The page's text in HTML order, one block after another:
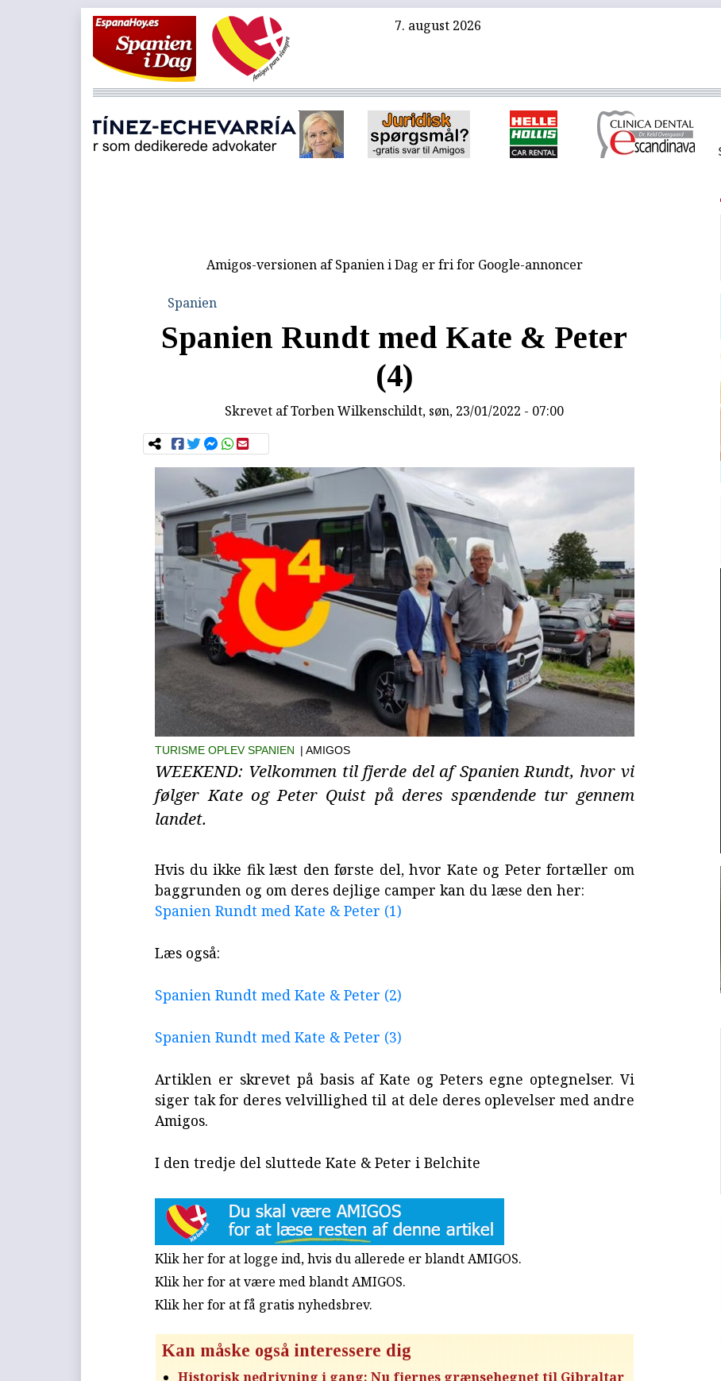
7. august 2026
Amigos-versionen af Spanien i Dag er fri for Google-annoncer
Spanien
Spanien Rundt med Kate & Peter
(4)
Skrevet afTorben Wilkenschildt, søn, 23/01/2022 - 07:00
TURISME OPLEV SPANIEN | AMIGOS
WEEKEND: Velkommen til fjerde del af Spanien Rundt, hvor vi
følger Kate og Peter Quist på deres spændende tur gennem
landet.
Hvis du ikke fik læst den første del, hvor Kate og Peter fortæller om
baggrunden og om deres dejlige camper kan du læse den her:
Spanien Rundt med Kate & Peter (1)
Læs også:
Spanien Rundt med Kate & Peter (2)
Spanien Rundt med Kate & Peter (3)
Artiklen er skrevet på basis af Kate og Peters egne optegnelser. Vi
siger tak for deres velvillighed til at dele deres oplevelser med andre
Amigos.
I den tredje del sluttede Kate & Peter i Belchite
Klik her for at logge ind, hvis du allerede er blandt AMIGOS.
Klik her for at være med blandt AMIGOS.
Klik her for at få gratis nyhedsbrev.
Kan måske også interessere dig
Historisk nedrivning i gang: Nu fjernes grænsehegnet til Gibraltar